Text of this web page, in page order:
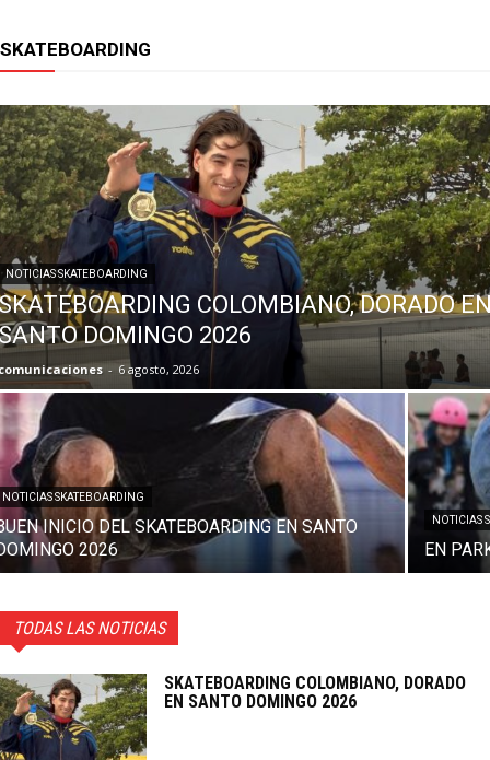
SKATEBOARDING
NOTICIAS SKATEBOARDING
COLOMBIANO, DORADO
DOMINGO 2026
- 6 agosto, 2026
NOTICIAS SKATEBOARDING
INICIO DEL SKATEBOARDING EN SANTO
2026
NOTICIAS
EN
TODAS LAS NOTICIAS
SKATEBOARDING COLOMBIANO, DORADO
EN SANTO DOMINGO 2026